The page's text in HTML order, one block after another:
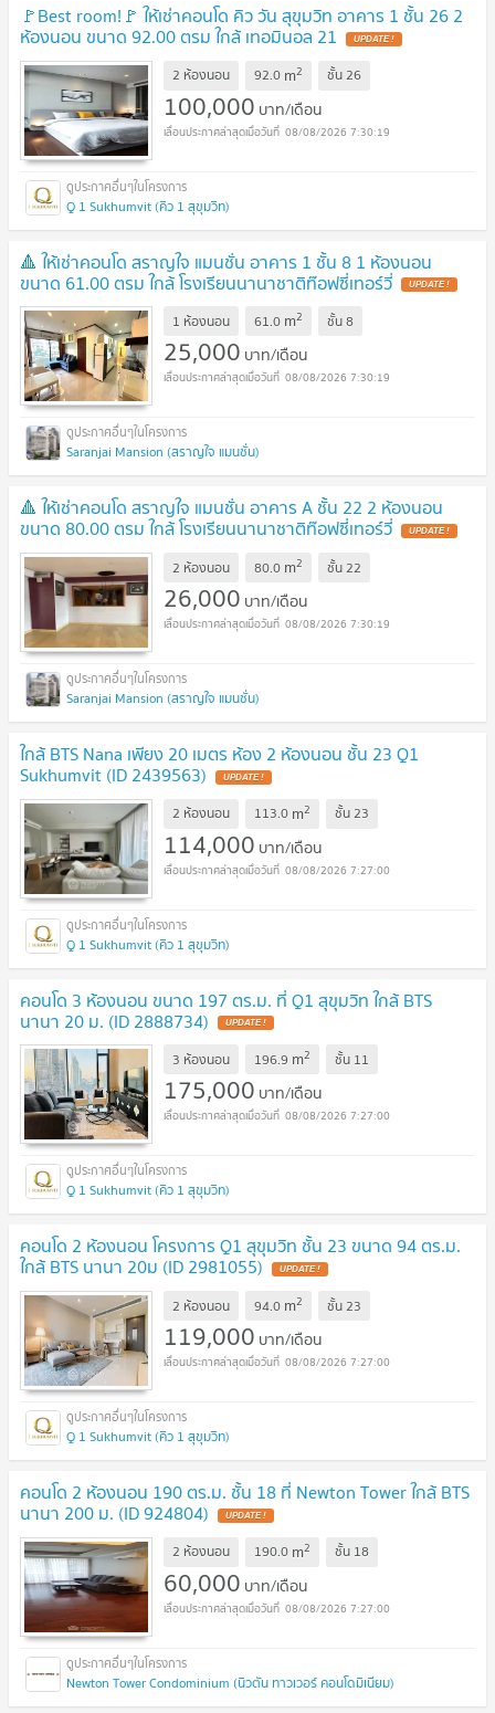
🚩Best room!🚩 ให้เช่าคอนโด คิว วัน สุขุมวิท อาคาร 1 ชั้น 26 2
ห้องนอน ขนาด 92.00 ตรม ใกล้ เทอมินอล 21
2 ห้องนอน 92.0 m2 ชั้น26
100,000 บาท/เดือน
08/08/2026 7:30:19
Q 1 Sukhumvit (คิว 1 สุขุมวิท)
🔺 ให้เช่าคอนโด สราญใจ แมนชั่น อาคาร 1 ชั้น 8 1 ห้องนอน
ขนาด 61.00 ตรม ใกล้ โรงเรียนนานาชาติท๊อฟซี่เทอร์วี่
1 ห้องนอน 61.0 m2 ชั้น8
25,000 บาท/เดือน
08/08/2026 7:30:19
Saranjai Mansion (สราญใจ แมนชั่น)
🔺 ให้เช่าคอนโด สราญใจ แมนชั่น อาคาร A ชั้น 22 2 ห้องนอน
ขนาด 80.00 ตรม ใกล้ โรงเรียนนานาชาติท๊อฟซี่เทอร์วี่
2 ห้องนอน 80.0 m2 ชั้น22
26,000 บาท/เดือน
08/08/2026 7:30:19
Saranjai Mansion (สราญใจ แมนชั่น)
ใกล้ BTS Nana เพียง 20 เมตร ห้อง 2 ห้องนอน ชั้น 23 Q1
Sukhumvit (ID 2439563)
2 ห้องนอน 113.0 m2 ชั้น23
114,000 บาท/เดือน
08/08/2026 7:27:00
Q 1 Sukhumvit (คิว 1 สุขุมวิท)
คอนโด 3 ห้องนอน ขนาด 197 ตร.ม. ที่ Q1 สุขุมวิท ใกล้ BTS
นานา 20 ม. (ID 2888734)
3 ห้องนอน 196.9 m2 ชั้น 11
175,000 บาท/เดือน
08/08/2026 7:27:00
Q 1 Sukhumvit (คิว 1 สุขุมวิท)
คอนโด 2 ห้องนอน โครงการ Q1 สุขุมวิท ชั้น 23 ขนาด 94 ตร.ม.
ใกล้ BTS นานา 20ม (ID 2981055)
2 ห้องนอน 94.0 m2 ชั้น23
119,000 บาท/เดือน
08/08/2026 7:27:00
Q 1 Sukhumvit (คิว 1 สุขุมวิท)
คอนโด 2 ห้องนอน 190 ตร.ม. ชั้น 18 ที่ Newton Tower ใกล้ BTS
นานา 200 ม. (ID 924804)
2 ห้องนอน 190.0 m2 ชั้น 18
60,000 บาท/เดือน
08/08/2026 7:27:00
Newton Tower Condominium (นิวตัน ทาวเวอร์ คอนโดมิเนียม)